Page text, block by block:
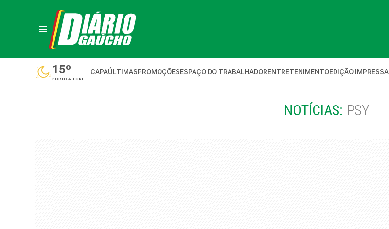
15º
PORTO ALEGRE
CAPAÚLTIMASPROMOÇÕESESPAÇO DO TRABALHADORENTRETENIMENTOEDIÇÃO IMPRESSA
NOTÍCIAS: PSY